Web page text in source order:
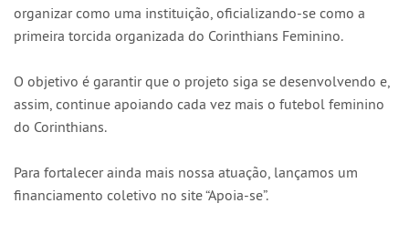
organizar como uma instituição, oficializando-se como a
primeira torcida organizada do Corinthians Feminino.
O objetivo é garantir que o projeto siga se desenvolvendo e,
assim, continue apoiando cada vez mais o futebol feminino
do Corinthians.
Para fortalecer ainda mais nossa atuação, lançamos um
financiamento coletivo no site “Apoia-se”.